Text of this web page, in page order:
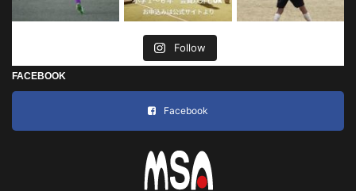
Follow
FACEBOOK
Facebook